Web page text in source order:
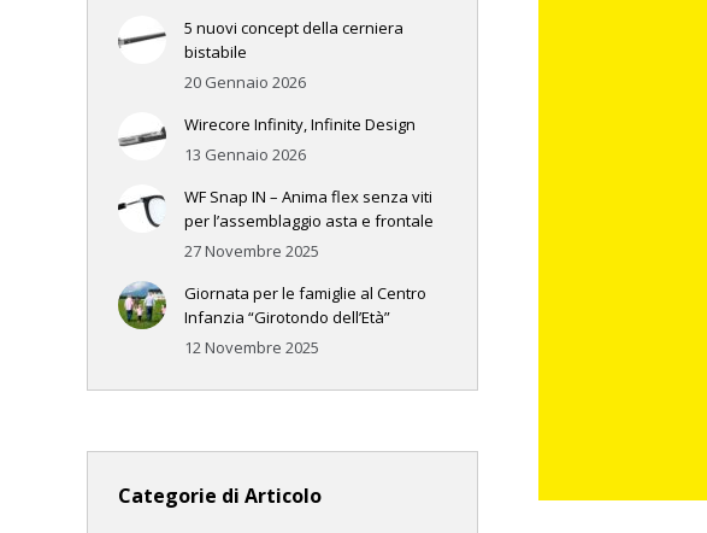
5 nuovi concept della cerniera
bistabile
20 Gennaio 2026
Wirecore Infinity, Infinite Design
13 Gennaio 2026
WF Snap IN – Anima flex senza viti
per l’assemblaggio asta e frontale
27 Novembre 2025
Giornata per le famiglie al Centro
Infanzia “Girotondo dell’Età”
12 Novembre 2025
Categorie di Articolo